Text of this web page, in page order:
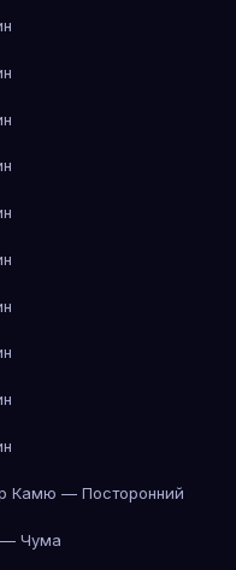
Камю — Посторонний
Чума